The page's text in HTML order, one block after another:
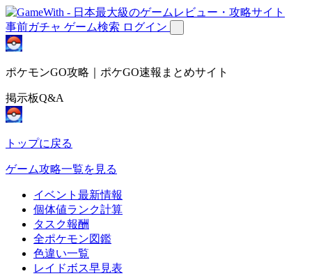
事前ガチャ ゲーム検索 ログイン
ポケモンGO攻略｜ポケGO速報まとめサイト
掲示板Q&A
トップに戻る
ゲーム攻略一覧を見る
イベント最新情報
個体値ランク計算
タスク報酬
全ポケモン図鑑
色違い一覧
レイドボス早見表